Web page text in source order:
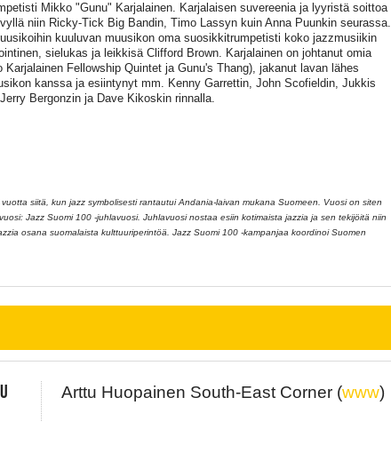
Mikko "Gunu" Karjalainen. Karjalaisen suvereenia ja lyyristä soittoa
niin Ricky-Tick Big Bandin, Timo Lassyn kuin Anna Puunkin seurassa.
kuuluvan muusikon oma suosikkitrumpetisti koko jazzmusiikin
sielukas ja leikkisä Clifford Brown. Karjalainen on johtanut omia
Karjalainen Fellowship Quintet ja Gunu's Thang), jakanut lavan lähes
kanssa ja esiintynyt mm. Kenny Garrettin, John Scofieldin, Jukkis
Bergonzin ja Dave Kikoskin rinnalla.
siitä, kun jazz symbolisesti rantautui Andania-laivan mukana Suomeen. Vuosi on siten
Jazz Suomi 100 -juhlavuosi. Juhlavuosi nostaa esiin kotimaista jazzia ja sen tekijöitä niin
osana suomalaista kulttuuriperintöä. Jazz Suomi 100 -kampanjaa koordinoi Suomen
Arttu Huopainen South-East Corner (www)